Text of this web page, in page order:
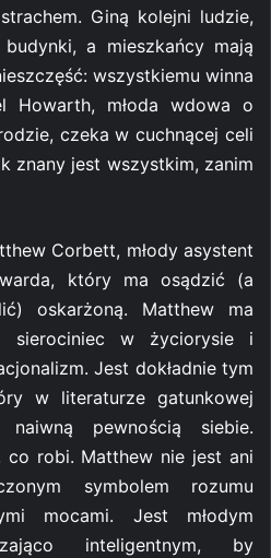
Giną kolejni ludzie,
budynki, a mieszkańcy mają
wszystkiemu winna
Howarth, młoda wdowa o
czeka w cuchnącej celi
znany jest wszystkim, zanim
Corbett, młody asystent
który ma osądzić (a
oskarżoną. Matthew ma
sierociniec w życiorysie i
Jest dokładnie tym
w literaturze gatunkowej
pewnością siebie.
co robi. Matthew nie jest ani
symbolem rozumu
mocami. Jest młodym
inteligentnym, by